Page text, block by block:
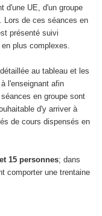
d'une UE, d'un groupe
Lors de ces séances en
présenté suivi
plus complexes.
au tableau et les
l'enseignant afin
en groupe sont
d'y arriver à
de cours dispensés en
15 personnes; dans
comporter une trentaine